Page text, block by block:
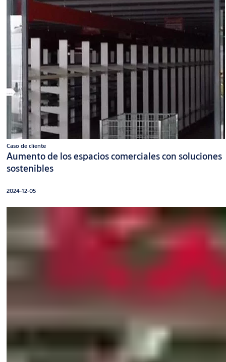
Caso de cliente
Aumento de los espacios comerciales con soluciones
sostenibles
2024-12-05